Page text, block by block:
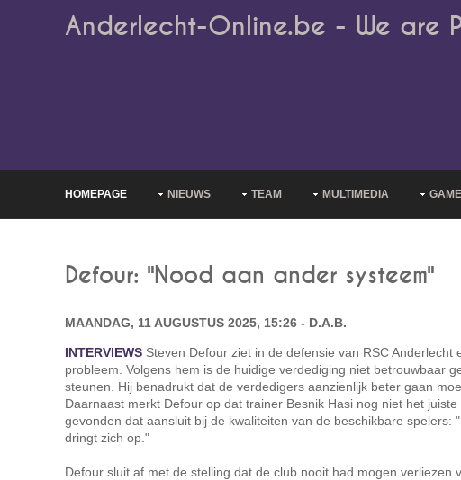
Anderlecht-Online.be - We are
HOMEPAGE NIEUWS TEAM MULTIMEDIA
Defour: "Nood aan ander systeem"
MAANDAG, 11 AUGUSTUS 2025, 15:26 - D.A.B.
INTERVIEWS Steven Defour ziet in de defensie van RSC Anderlecht
probleem. Volgens hem is de huidige verdediging niet betrouwbaar
steunen. Hij benadrukt dat de verdedigers aanzienlijk beter gaan
Daarnaast merkt Defour op dat trainer Besnik Hasi nog niet het
gevonden dat aansluit bij de kwaliteiten van de beschikbare spelers:
dringt zich op."
Defour sluit af met de stelling dat de club nooit had mogen verliezen